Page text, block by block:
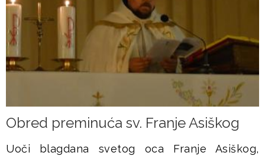
Obred preminuća sv. Franje Asiškog
Uoči blagdana svetog oca Franje Asiškog,